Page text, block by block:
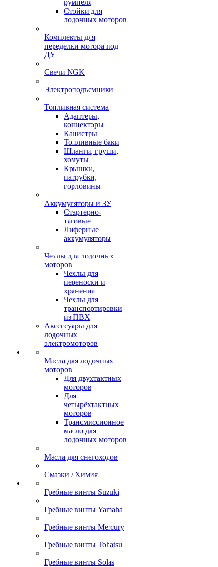
румпеля
Стойки для
лодочных моторов
Комплекты для
переделки мотора под
ДУ
Свечи NGK
Электроподъемники
Топливная система
Адаптеры,
коннекторы
Канистры
Топливные баки
Шланги, груши,
хомуты
Крышки,
патрубки,
горловины
Аккумуляторы и ЗУ
Стартерно-
тяговые
Лиферные
аккумуляторы
Чехлы для лодочных
моторов
Чехлы для
переноски и
хранения
Чехлы для
транспортировки
из ПВХ
Аксессуары для
лодочных
электромоторов
Масла для лодочных
моторов
Для двухтактных
моторов
Для
четырёхтактных
моторов
Трансмиссионное
масло для
лодочных моторов
Масла для снегоходов
Смазки / Химия
Гребные винты Suzuki
Гребные винты Yamaha
Гребные винты Mercury
Гребные винты Tohatsu
Гребные винты Solas